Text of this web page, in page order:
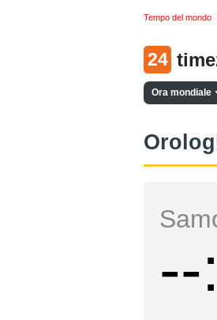
Tempo del mondo
24
Ora mondiale
--